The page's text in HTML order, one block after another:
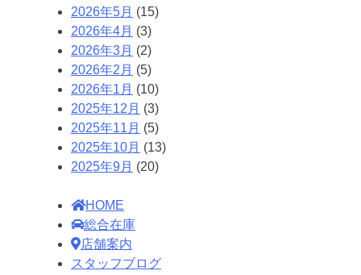
2026年5月 (15)
2026年4月 (3)
2026年3月 (2)
2026年2月 (5)
2026年1月 (10)
2025年12月 (3)
2025年11月 (5)
2025年10月 (13)
2025年9月 (20)
HOME
総合在庫
店舗案内
スタッフブログ